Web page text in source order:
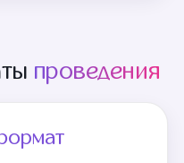
проведения